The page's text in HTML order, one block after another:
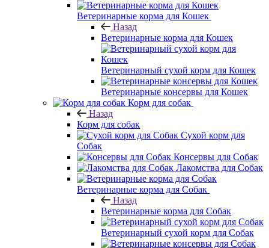
Ветеринарные корма для Кошек
Назад
Ветеринарные корма для Кошек
Ветеринарный сухой корм для Кошек
Ветеринарные консервы для Кошек
Корм для собак
Назад
Корм для собак
Сухой корм для
Собак
Консервы для Собак
Лакомства для Собак
Ветеринарные корма для Собак
Назад
Ветеринарные корма для Собак
Ветеринарный сухой корм для Собак